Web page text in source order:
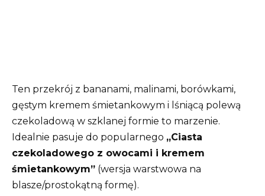
Ten przekrój z bananami, malinami, borówkami,
gęstym kremem śmietankowym i lśniącą polewą
czekoladową w szklanej formie to marzenie.
Idealnie pasuje do popularnego „Ciasta
czekoladowego z owocami i kremem
śmietankowym” (wersja warstwowa na
blasze/prostokątną formę).